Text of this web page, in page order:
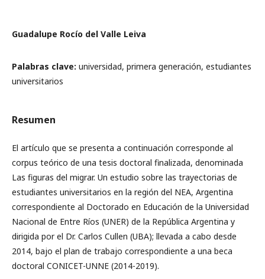
Guadalupe Rocío del Valle Leiva
Palabras clave: universidad, primera generación, estudiantes
universitarios
Resumen
El artículo que se presenta a continuación corresponde al
corpus teórico de una tesis doctoral finalizada, denominada
Las figuras del migrar. Un estudio sobre las trayectorias de
estudiantes universitarios en la región del NEA, Argentina
correspondiente al Doctorado en Educación de la Universidad
Nacional de Entre Ríos (UNER) de la República Argentina y
dirigida por el Dr. Carlos Cullen (UBA); llevada a cabo desde
2014, bajo el plan de trabajo correspondiente a una beca
doctoral CONICET-UNNE (2014-2019).